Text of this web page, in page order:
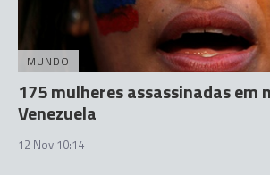
MUNDO
175 mulheres assassinadas em
Venezuela
12 Nov 10:14